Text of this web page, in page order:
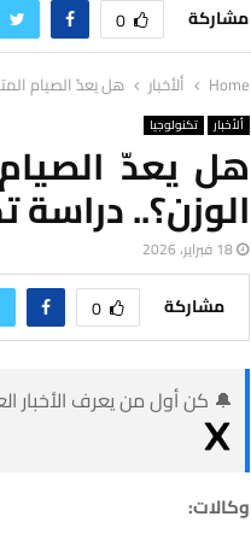
مشاركة 0
Home ألأخبار هل يعدّ الصيام
ألأخبار تكنولوجيا
هل يعدّ
الوزن؟.. دراسة
18 فبراير، 2026
مشاركة 0
🔔 كن أول من يعرف الأخبار
وكالات: